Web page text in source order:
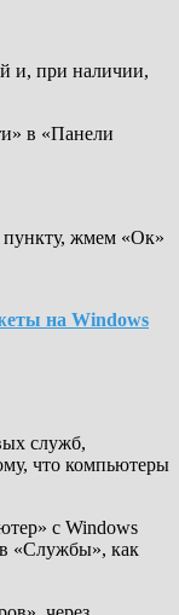
и, при наличии,
в «Панели
пункту, жмем «Ок»
на Windows
служб,
что компьютеры
с Windows
«Службы», как